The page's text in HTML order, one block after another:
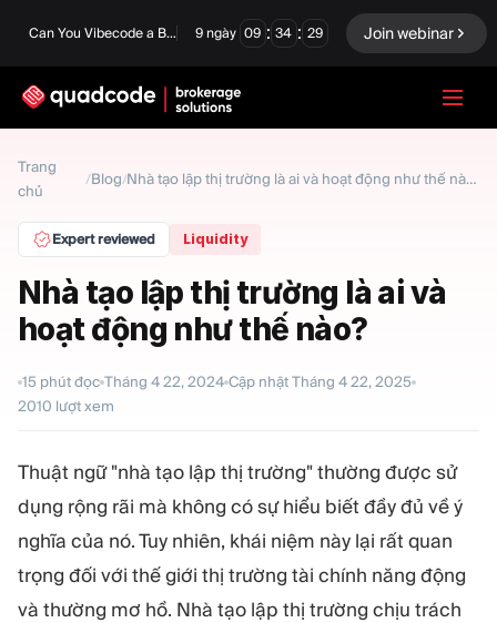
Can You Vibecode a Brokerage Platform? 9 ngày 09 : 34 : 28 Join webinar
Trang
chủ
/
Blog / Nhà tạo lập thị trường là ai và hoạt động như thế nào?
Expert reviewed Liquidity
Nhà tạo lập thị trường là ai và
hoạt động như thế nào?
15 phút đọc Tháng 4 22, 2024 Cập nhậtTháng 4 22, 2025
2010 lượt xem
Thuật ngữ "nhà tạo lập thị trường" thường được sử
dụng rộng rãi mà không có sự hiểu biết đầy đủ về ý
nghĩa của nó. Tuy nhiên, khái niệm này lại rất quan
trọng đối với thế giới thị trường tài chính năng động
và thường mơ hồ. Nhà tạo lập thị trường chịu trách
Giải pháp chìa khóa trao
tay
Ngoại hối/CFD
Quyền chọn nhị phân
toán bù trừ
MÔ-ĐUN
Sàn giao dịch Hậu cần
TÀI NGUYÊN THÊM